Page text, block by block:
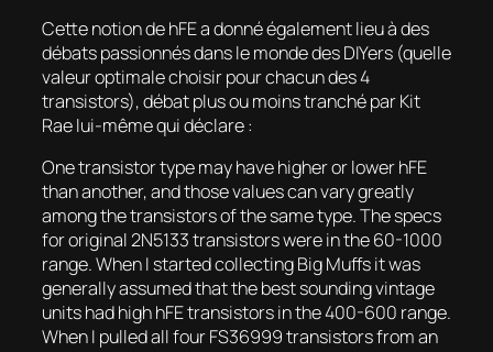
Cette notion de hFE a donné également lieu à des
débats passionnés dans le monde des DIYers (quelle
valeur optimale choisir pour chacun des 4
transistors), débat plus ou moins tranché par Kit
Rae lui-même qui déclare :
One transistor type may have higher or lower hFE
than another, and those values can vary greatly
among the transistors of the same type. The specs
for original 2N5133 transistors were in the 60-1000
range. When I started collecting Big Muffs it was
generally assumed that the best sounding vintage
units had high hFE transistors in the 400-600 range.
When I pulled all four FS36999 transistors from an